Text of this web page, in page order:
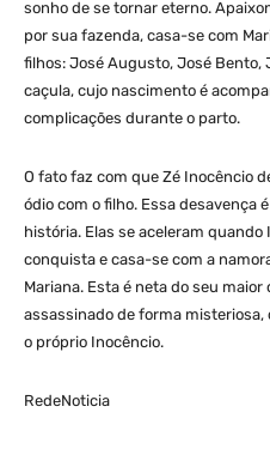
sonho de se tornar eterno.
por sua fazenda, casa-se com
filhos: José Augusto, José Bento,
caçula, cujo nascimento é
complicações durante o parto.
O fato faz com que Zé Inocêncio
ódio com o filho. Essa desavença
história. Elas se aceleram
conquista e casa-se com a
Mariana. Esta é neta do seu
assassinado de forma
o próprio Inocêncio.
RedeNoticia